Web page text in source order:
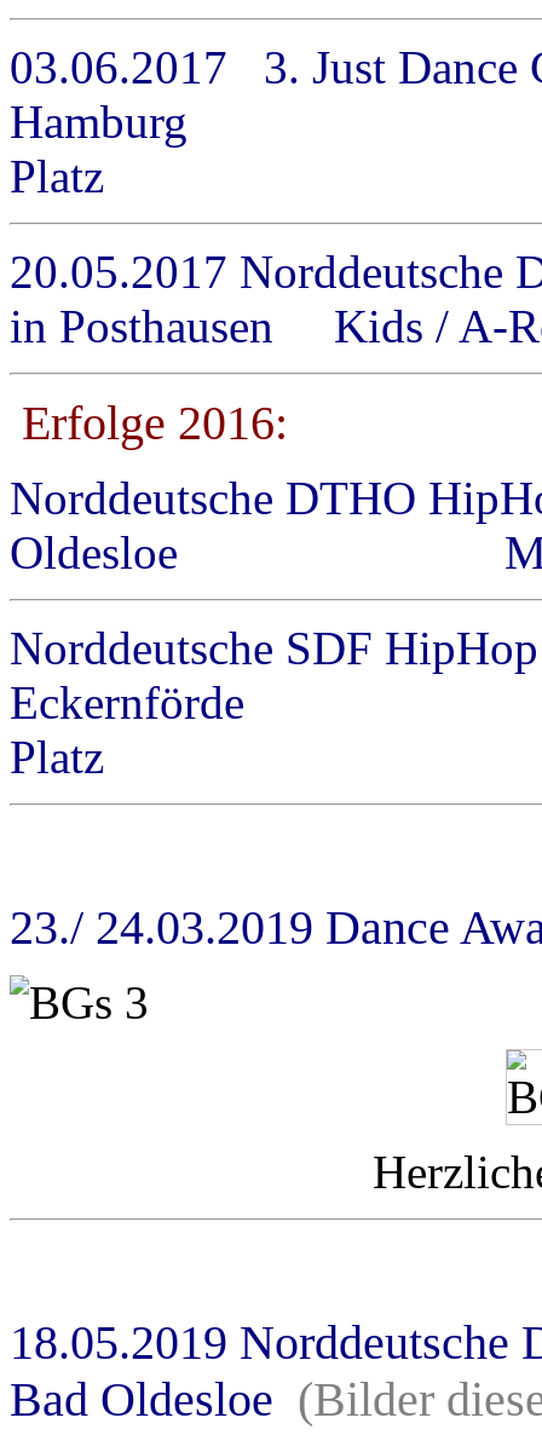
03.06.2017 3. Just Dance
Hamburg
Platz
20.05.2017 Norddeutsche
in Posthausen Kids / A-
Erfolge 2016:
Norddeutsche DTHO
Oldesloe
Norddeutsche SDF
Platz
23./ 24.03.2019 Dance
18.05.2019
Bad Oldesloe (Bilder